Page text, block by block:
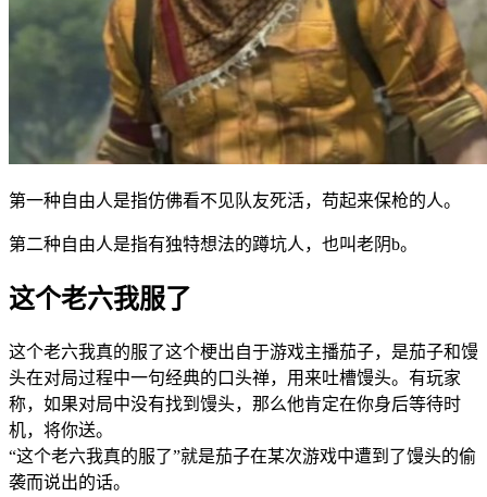
第一种自由人是指仿佛看不见队友死活，苟起来保枪的人。
第二种自由人是指有独特想法的蹲坑人，也叫老阴b。
这个老六我服了
这个老六我真的服了这个梗出自于游戏主播茄子，是茄子和馒
头在对局过程中一句经典的口头禅，用来吐槽馒头。有玩家
称，如果对局中没有找到馒头，那么他肯定在你身后等待时
机，将你送。
“这个老六我真的服了”就是茄子在某次游戏中遭到了馒头的偷
袭而说出的话。